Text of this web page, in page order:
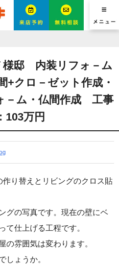
邸 内装リフォ－ム
クロ－ゼット作成・
－ム・仏間作成 工事
103万円
作り替えとリビングのクロス貼
グの写真です。現在の壁にベ
て仕上げる工程です。
の雰囲気は変わります。
しょうか。